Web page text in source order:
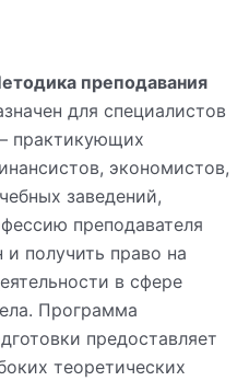
преподавания
для специалистов
практикующих
экономистов,
заведений,
преподавателя
получить право на
в сфере
Программа
предоставляет
теоретических